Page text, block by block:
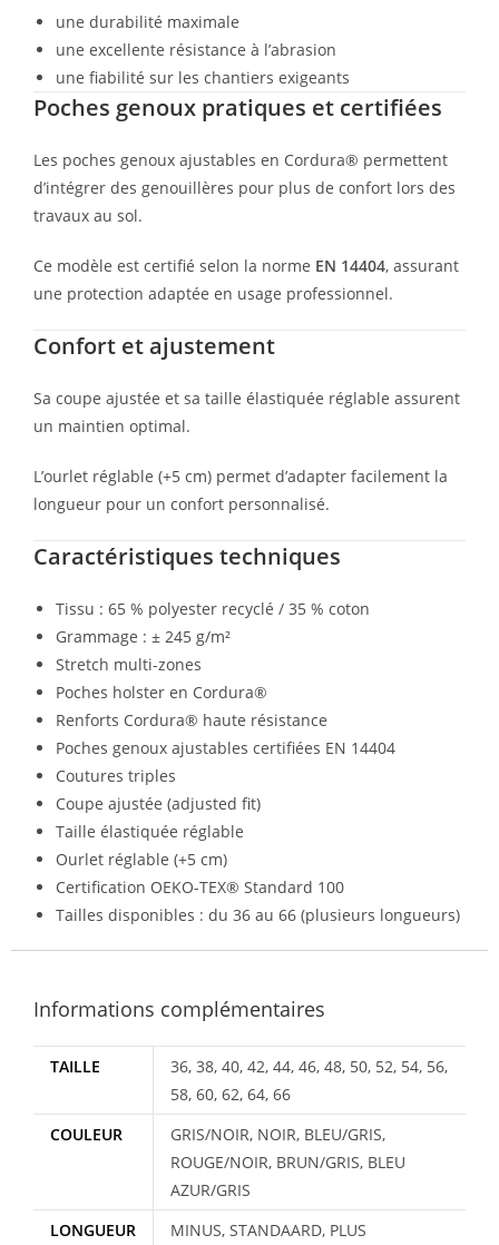
une durabilité maximale
une excellente résistance à l’abrasion
une fiabilité sur les chantiers exigeants
Poches genoux pratiques et certifiées
Les poches genoux ajustables en Cordura® permettent
d’intégrer des genouillères pour plus de confort lors des
travaux au sol.
Ce modèle est certifié selon la norme EN 14404, assurant
une protection adaptée en usage professionnel.
Confort et ajustement
Sa coupe ajustée et sa taille élastiquée réglable assurent
un maintien optimal.
L’ourlet réglable (+5 cm) permet d’adapter facilement la
longueur pour un confort personnalisé.
Caractéristiques techniques
Tissu : 65 % polyester recyclé / 35 % coton
Grammage : ± 245 g/m²
Stretch multi-zones
Poches holster en Cordura®
Renforts Cordura® haute résistance
Poches genoux ajustables certifiées EN 14404
Coutures triples
Coupe ajustée (adjusted fit)
Taille élastiquée réglable
Ourlet réglable (+5 cm)
Certification OEKO-TEX® Standard 100
Tailles disponibles : du 36 au 66 (plusieurs longueurs)
Informations complémentaires
TAILLE
36, 38, 40, 42, 44, 46, 48, 50, 52, 54, 56,
58, 60, 62, 64, 66
COULEUR
GRIS/NOIR, NOIR, BLEU/GRIS,
ROUGE/NOIR, BRUN/GRIS, BLEU
AZUR/GRIS
LONGUEUR
MINUS, STANDAARD, PLUS